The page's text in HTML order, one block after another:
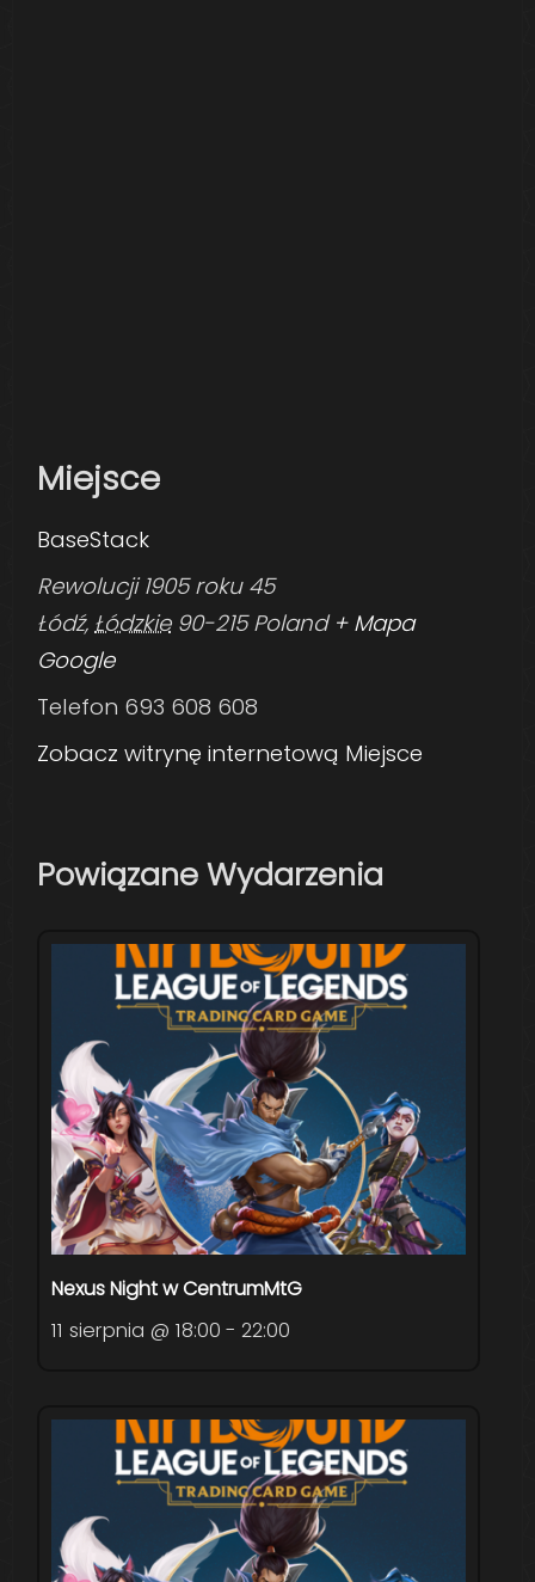
Miejsce
BaseStack
Rewolucji 1905 roku 45
Łódź, Łódzkie 90-215 Poland + Mapa
Google
Telefon 693 608 608
Zobacz witrynę internetową Miejsce
Powiązane Wydarzenia
Nexus Night w CentrumMtG
11 sierpnia @ 18:00 - 22:00